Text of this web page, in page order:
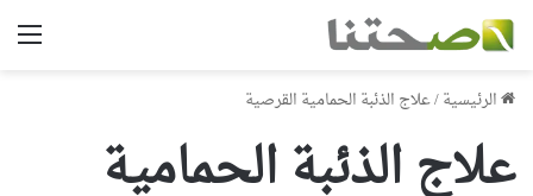
الرئيسية/علاج الذئبة الحمامية القرصية
علاج الذئبة الحمامية